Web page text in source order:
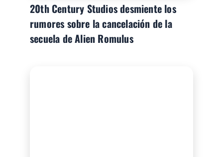
20th Century Studios desmiente los
rumores sobre la cancelación de la
secuela de Alien Romulus